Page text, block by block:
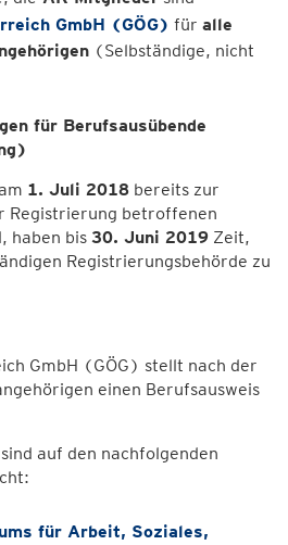
GmbH (GÖG) für alle
(Selbständige, nicht
für Berufsausübende
1. Juli 2018 bereits zur
Registrierung betroffenen
haben bis 30. Juni 2019 Zeit,
Registrierungsbehörde zu
GmbH (GÖG) stellt nach der
einen Berufsausweis
auf den nachfolgenden
für Arbeit, Soziales,